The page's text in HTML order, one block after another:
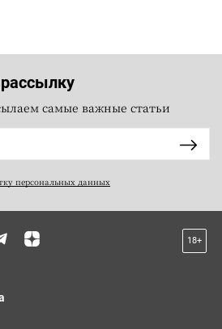
самые важные статьи
персональных данных
18+